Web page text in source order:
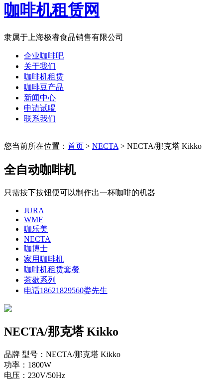
咖啡机租赁网
隶属于上海极睿食品销售有限公司
企业咖啡吧
关于我们
咖啡机租赁
咖啡豆产品
新闻中心
申请试喝
联系我们
您当前所在位置： 首页 > NECTA > NECTA/那克塔 Kikko
全自动咖啡机
只需按下按钮便可以制作出一杯咖啡的机器
JURA
WMF
咖乐美
NECTA
咖博士
家用咖啡机
咖啡机租赁套餐
茶歇系列
电话18621829560娄先生
NECTA/那克塔 Kikko
品牌 型号：NECTA/那克塔 Kikko
功率：1800W
电压：230V/50Hz